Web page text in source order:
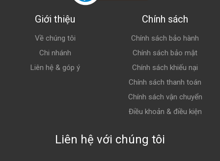
Giới thiệu
Về chúng tôi
Chi nhánh
Liên hệ & góp ý
Chính sách
Chính sách bảo hành
Chính sách bảo mật
Chính sách khiếu nại
Chính sách thanh toán
Chính sách vận chuyển
Điều khoản & điều kiện
Liên hệ với chúng tôi